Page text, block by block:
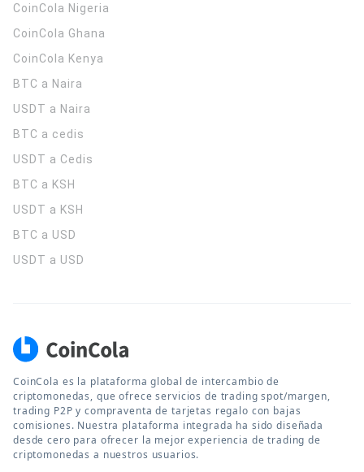
CoinCola Nigeria
CoinCola Ghana
CoinCola Kenya
BTC a Naira
USDT a Naira
BTC a cedis
USDT a Cedis
BTC a KSH
USDT a KSH
BTC a USD
USDT a USD
CoinCola es la plataforma global de intercambio de
criptomonedas, que ofrece servicios de trading spot/margen,
trading P2P y compraventa de tarjetas regalo con bajas
comisiones. Nuestra plataforma integrada ha sido diseñada
desde cero para ofrecer la mejor experiencia de trading de
criptomonedas a nuestros usuarios.